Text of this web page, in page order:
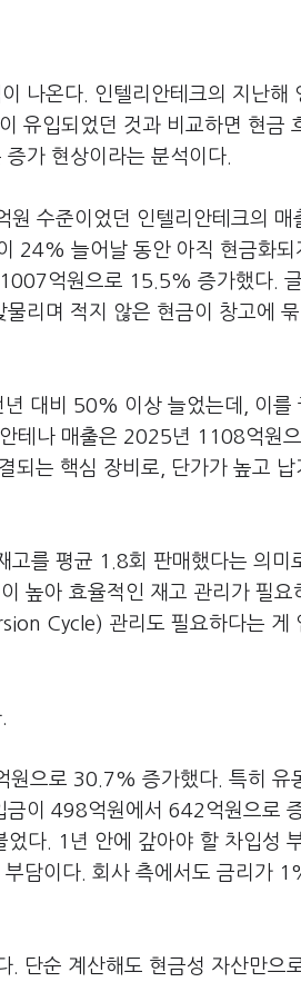
나온다. 인텔리안테크의 지난해
유입되었던 것과 비교하면 현금
가 현상이라는 분석이다.
수준이었던 인텔리안테크의 매
24% 늘어날 동안 아직 현금화되
억원으로 15.5% 증가했다.
리며 적지 않은 현금이 창고에
대비 50% 이상 늘었는데, 이를
테나 매출은 2025년 1108억원
되는 핵심 장비로, 단가가 높고 납
고를 평균 1.8회 판매했다는 의미
높아 효율적인 재고 관리가 필요
Cycle) 관리도 필요하다는 게
으로 30.7% 증가했다. 특히 유
이 498억원에서 642억원으로
다. 1년 안에 갚아야 할 차입성
담이다. 회사 측에서도 금리가
. 단순 계산해도 현금성 자산만으